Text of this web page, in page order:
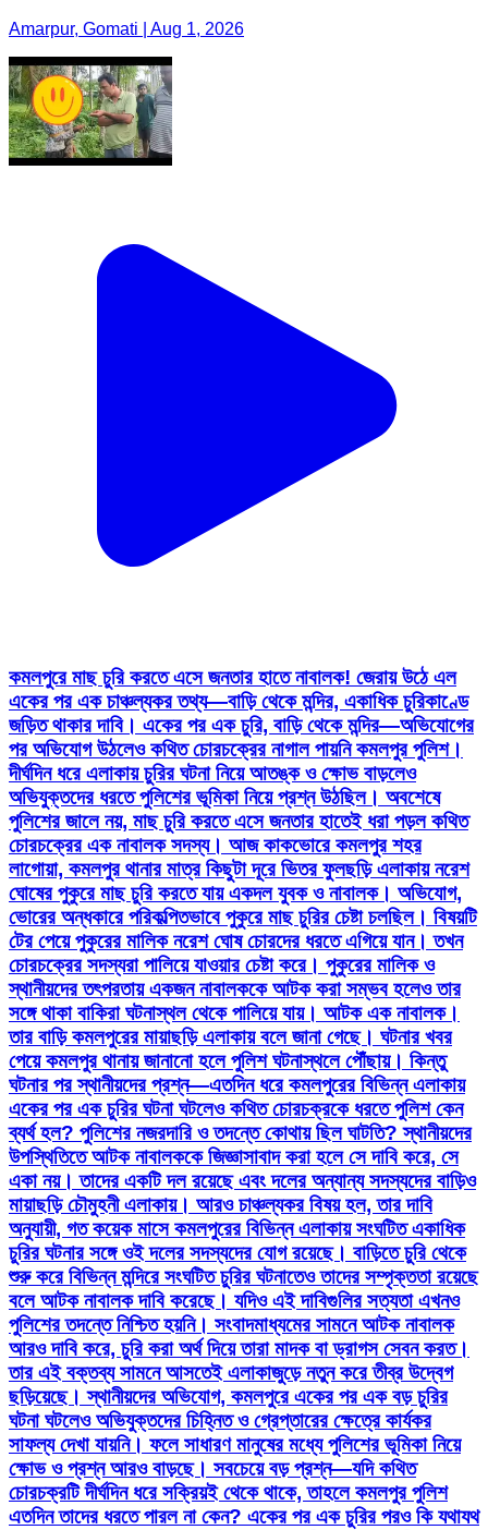
Amarpur, Gomati | Aug 1, 2026
কমলপুরে মাছ চুরি করতে এসে জনতার হাতে নাবালক! জেরায় উঠে এল
একের পর এক চাঞ্চল্যকর তথ্য—বাড়ি থেকে মন্দির, একাধিক চুরিকাণ্ডে
জড়িত থাকার দাবি। একের পর এক চুরি, বাড়ি থেকে মন্দির—অভিযোগের
পর অভিযোগ উঠলেও কথিত চোরচক্রের নাগাল পায়নি কমলপুর পুলিশ।
দীর্ঘদিন ধরে এলাকায় চুরির ঘটনা নিয়ে আতঙ্ক ও ক্ষোভ বাড়লেও
অভিযুক্তদের ধরতে পুলিশের ভূমিকা নিয়ে প্রশ্ন উঠছিল। অবশেষে
পুলিশের জালে নয়, মাছ চুরি করতে এসে জনতার হাতেই ধরা পড়ল কথিত
চোরচক্রের এক নাবালক সদস্য। আজ কাকভোরে কমলপুর শহর
লাগোয়া, কমলপুর থানার মাত্র কিছুটা দূরে ভিতর ফুলছড়ি এলাকায় নরেশ
ঘোষের পুকুরে মাছ চুরি করতে যায় একদল যুবক ও নাবালক। অভিযোগ,
ভোরের অন্ধকারে পরিকল্পিতভাবে পুকুরে মাছ চুরির চেষ্টা চলছিল। বিষয়টি
টের পেয়ে পুকুরের মালিক নরেশ ঘোষ চোরদের ধরতে এগিয়ে যান। তখন
চোরচক্রের সদস্যরা পালিয়ে যাওয়ার চেষ্টা করে। পুকুরের মালিক ও
স্থানীয়দের তৎপরতায় একজন নাবালককে আটক করা সম্ভব হলেও তার
সঙ্গে থাকা বাকিরা ঘটনাস্থল থেকে পালিয়ে যায়। আটক এক নাবালক।
তার বাড়ি কমলপুরের মায়াছড়ি এলাকায় বলে জানা গেছে। ঘটনার খবর
পেয়ে কমলপুর থানায় জানানো হলে পুলিশ ঘটনাস্থলে পৌঁছায়। কিন্তু
ঘটনার পর স্থানীয়দের প্রশ্ন—এতদিন ধরে কমলপুরের বিভিন্ন এলাকায়
একের পর এক চুরির ঘটনা ঘটলেও কথিত চোরচক্রকে ধরতে পুলিশ কেন
ব্যর্থ হল? পুলিশের নজরদারি ও তদন্তে কোথায় ছিল ঘাটতি? স্থানীয়দের
উপস্থিতিতে আটক নাবালককে জিজ্ঞাসাবাদ করা হলে সে দাবি করে, সে
একা নয়। তাদের একটি দল রয়েছে এবং দলের অন্যান্য সদস্যদের বাড়িও
মায়াছড়ি চৌমুহনী এলাকায়। আরও চাঞ্চল্যকর বিষয় হল, তার দাবি
অনুযায়ী, গত কয়েক মাসে কমলপুরের বিভিন্ন এলাকায় সংঘটিত একাধিক
চুরির ঘটনার সঙ্গে ওই দলের সদস্যদের যোগ রয়েছে। বাড়িতে চুরি থেকে
শুরু করে বিভিন্ন মন্দিরে সংঘটিত চুরির ঘটনাতেও তাদের সম্পৃক্ততা রয়েছে
বলে আটক নাবালক দাবি করেছে। যদিও এই দাবিগুলির সত্যতা এখনও
পুলিশের তদন্তে নিশ্চিত হয়নি। সংবাদমাধ্যমের সামনে আটক নাবালক
আরও দাবি করে, চুরি করা অর্থ দিয়ে তারা মাদক বা ড্রাগস সেবন করত।
তার এই বক্তব্য সামনে আসতেই এলাকাজুড়ে নতুন করে তীব্র উদ্বেগ
ছড়িয়েছে। স্থানীয়দের অভিযোগ, কমলপুরে একের পর এক বড় চুরির
ঘটনা ঘটলেও অভিযুক্তদের চিহ্নিত ও গ্রেপ্তারের ক্ষেত্রে কার্যকর
সাফল্য দেখা যায়নি। ফলে সাধারণ মানুষের মধ্যে পুলিশের ভূমিকা নিয়ে
ক্ষোভ ও প্রশ্ন আরও বাড়ছে। সবচেয়ে বড় প্রশ্ন—যদি কথিত
চোরচক্রটি দীর্ঘদিন ধরে সক্রিয়ই থেকে থাকে, তাহলে কমলপুর পুলিশ
এতদিন তাদের ধরতে পারল না কেন? একের পর এক চুরির পরও কি যথাযথ